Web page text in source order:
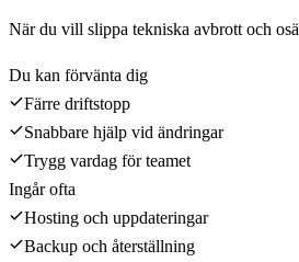
När du vill slippa tekniska avbrott och
Du kan förvänta dig
Färre driftstopp
Snabbare hjälp vid ändringar
Trygg vardag för teamet
Ingår ofta
Hosting och uppdateringar
Backup och återställning